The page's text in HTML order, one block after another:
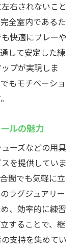
右されないこと
全室内であるた
快適にプレーや
して安定した練
プが実現しま
もモチベーショ
ルの魅力
ーズなどの用具
を提供していま
間でも気軽に立
ラグジュアリー
、効率的に練習
することで、継
支持を集めてい